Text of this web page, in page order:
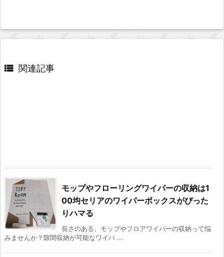
 関連記事
モップやフローリングワイパーの収納は1
00均セリアのワイパーボックスがぴった
りハマる
長さのある、モップやフロアワイパーの収納って悩
みませんか？隙間収納が可能なワイパ ...